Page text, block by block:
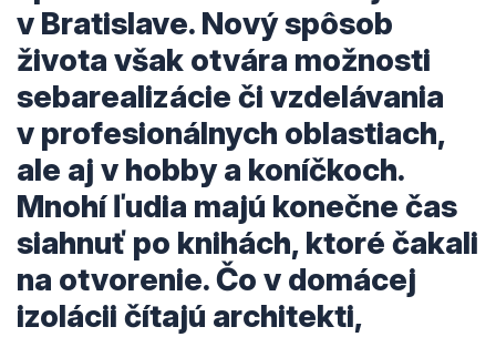
v Bratislave. Nový spôsob
života však otvára možnosti
sebarealizácie či vzdelávania
v profesionálnych oblastiach,
ale aj v hobby a koníčkoch.
Mnohí ľudia majú konečne čas
siahnuť po knihách, ktoré čakali
na otvorenie. Čo v domácej
izolácii čítajú architekti,